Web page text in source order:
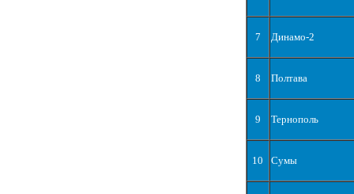
7 Динамо-2
8 Полтава
9 Тернополь
10 Сумы